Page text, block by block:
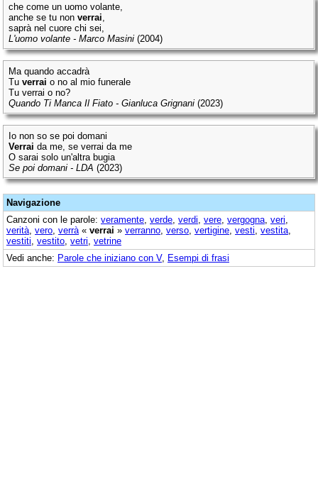
che come un uomo volante,
anche se tu non verrai
saprà nel cuore chi sei,
L'uomo volante - Marco Masini (2004)
Ma quando accadrà
Tu verrai o no al mio funerale
Tu verrai o no?
Quando Ti Manca Il Fiato - Gianluca Grignani (2023)
Io non so se poi domani
Verrai da me, se verrai da me
O sarai solo un'altra bugia
Se poi domani - LDA (2023)
Navigazione
Canzoni con le parole: veramente verde verdi vere vergogna veri
verità vero verrà « verrai » verranno verso vertigine vesti vestita
vestiti vestito vetri vetrine
Vedi anche: Parole che iniziano con V, Esempi di frasi